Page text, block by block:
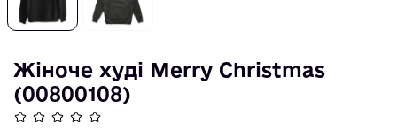
Жіноче худі Merry Christmas
(00800108)